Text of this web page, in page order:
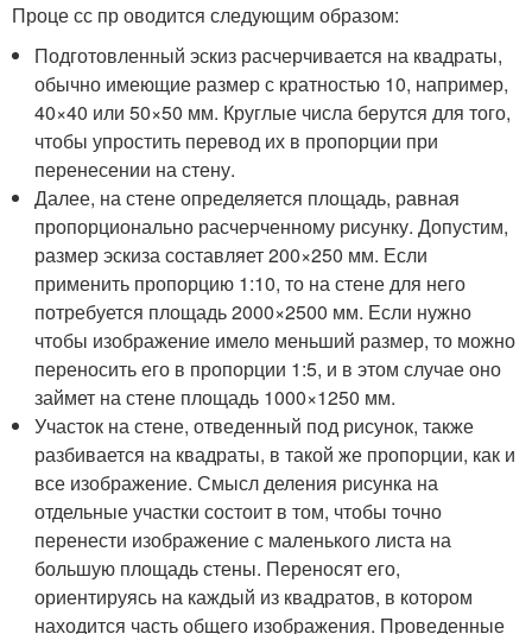
Проце сс пр оводится следующим образом:
Подготовленный эскиз расчерчивается на квадраты,
обычно имеющие размер с кратностью 10, например,
40×40 или 50×50 мм. Круглые числа берутся для того,
чтобы упростить перевод их в пропорции при
перенесении на стену.
Далее, на стене определяется площадь, равная
пропорционально расчерченному рисунку. Допустим,
размер эскиза составляет 200×250 мм. Если
применить пропорцию 1:10, то на стене для него
потребуется площадь 2000×2500 мм. Если нужно
чтобы изображение имело меньший размер, то можно
переносить его в пропорции 1:5, и в этом случае оно
займет на стене площадь 1000×1250 мм.
Участок на стене, отведенный под рисунок, также
разбивается на квадраты, в такой же пропорции, как и
все изображение. Смысл деления рисунка на
отдельные участки состоит в том, чтобы точно
перенести изображение с маленького листа на
большую площадь стены. Переносят его,
ориентируясь на каждый из квадратов, в котором
находится часть общего изображения. Проведенные